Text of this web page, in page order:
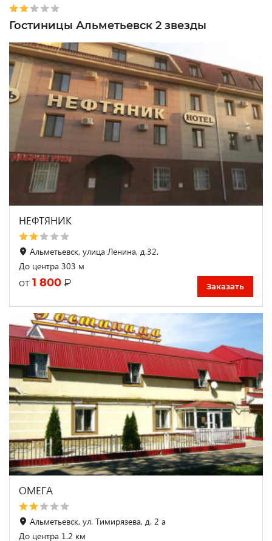
Гостиницы Альметьевск 2 звезды
НЕФТЯНИК
Альметьевск, улица Ленина, д.32.
До центра 303 м
от 1 800 ₽ Заказать
ОМЕГА
Альметьевск, ул. Тимирязева, д. 2 а
До центра 1.2 км